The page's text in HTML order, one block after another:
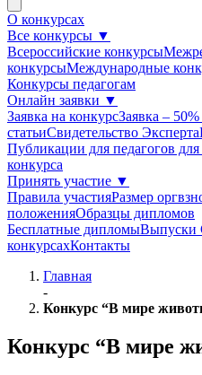
О конкурсах
Все конкурсы ▼
Всероссийские конкурсы
конкурсыМеждународные
Конкурсы педагогам
Онлайн заявки ▼
Заявка на конкурсЗаявка –
статьиСвидетельство Эксперта
Публикации для педагогов для
конкурса
Принять участие ▼
Правила участияРазмер
положенияОбразцы дипломов
Бесплатные дипломы
конкурсахКонтакты
Главная
-
Конкурс “В мире
Конкурс “В мире